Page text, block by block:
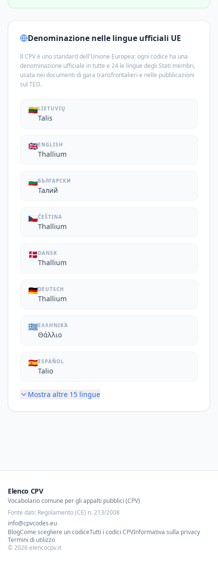
Denominazione nelle lingue ufficiali UE
Il CPV è uno standard dell'Unione Europea: ogni codice ha una
denominazione ufficiale in tutte e 24 le lingue degli Stati membri,
usata nei documenti di gara transfrontalieri e nelle pubblicazioni
sul TED.
🇱🇹LIETUVIŲ
Talis
🇬🇧ENGLISH
Thallium
🇧🇬БЪЛГАРСКИ
Талий
🇨🇿ČEŠTINA
Thallium
🇩🇰 DANSK
Thallium
🇩🇪DEUTSCH
Thallium
🇬🇷ΕΛΛΗΝΙΚΆ
Θάλλιο
🇪🇸ESPAÑOL
Talio
Mostra altre 15 lingue
Elenco CPV
Vocabolario comune per gli appalti pubblici (CPV)
Fonte dati: Regolamento (CE) n. 213/2008
info@cpvcodes.eu
BlogCome scegliere un codiceTutti i codici CPVInformativa sulla privacy
Termini di utilizzo
©2026elencocpv.it